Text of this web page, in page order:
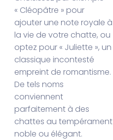
« Cléopâtre » pour
ajouter une note royale à
la vie de votre chatte, ou
optez pour « Juliette », un
classique incontesté
empreint de romantisme.
De tels noms
conviennent
parfaitement à des
chattes au tempérament
noble ou élégant.